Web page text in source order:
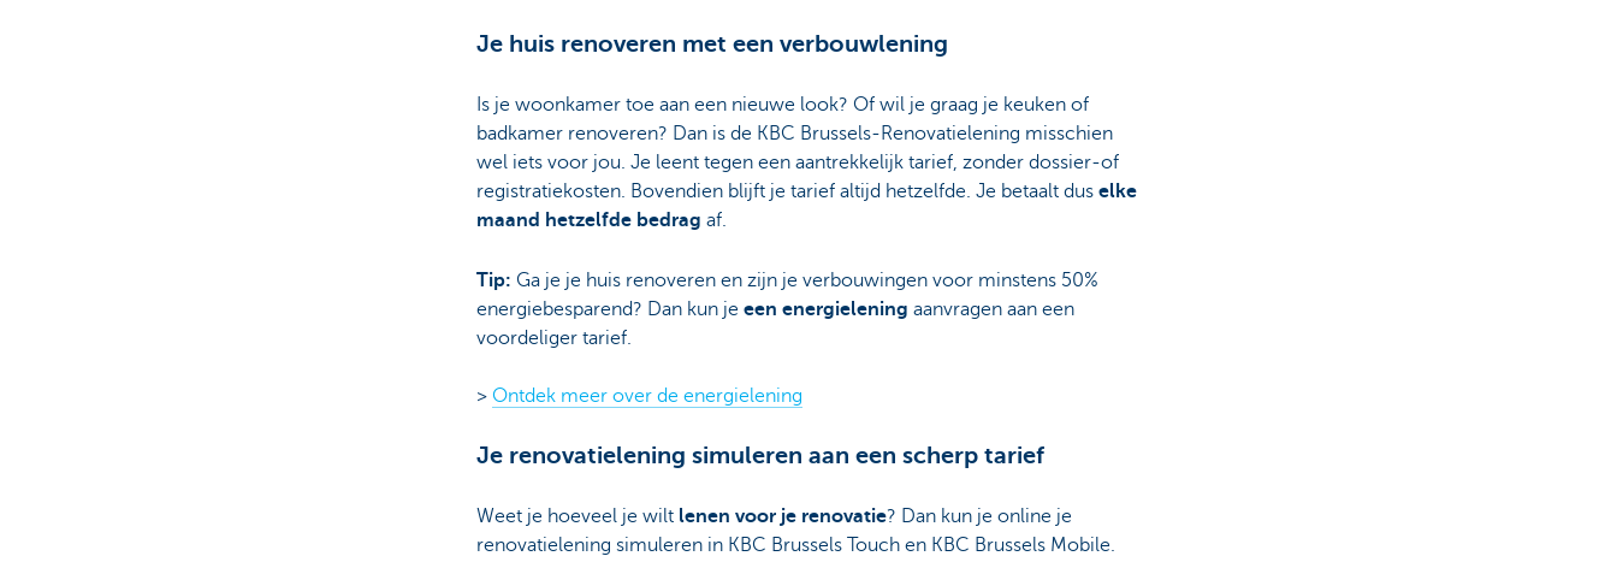
Je huis renoveren met een verbouwlening
Is je woonkamer toe aan een nieuwe look? Of wil je graag je keuken of
badkamer renoveren? Dan is de KBC Brussels-Renovatielening misschien
wel iets voor jou. Je leent tegen een aantrekkelijk tarief, zonder dossier-of
registratiekosten. Bovendien blijft je tarief altijd hetzelfde. Je betaalt dus elke
maand hetzelfde bedrag af.
Tip: Ga je je huis renoveren en zijn je verbouwingen voor minstens 50%
energiebesparend? Dan kun je een energielening aanvragen aan een
voordeliger tarief.
> Ontdek meer over de energielening
Je renovatielening simuleren aan een scherp tarief
Weet je hoeveel je wilt lenen voor je renovatie? Dan kun je online je
renovatielening simuleren in KBC Brussels Touch en KBC Brussels Mobile.